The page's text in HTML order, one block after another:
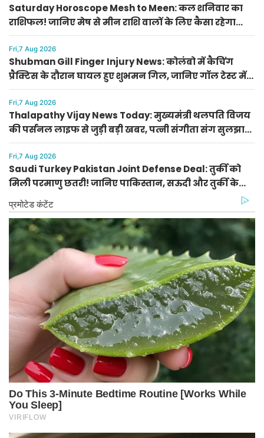
Saturday Horoscope Mesh to Meen: कल शनिवार का
राशिफल! जानिए मेष से मीन राशि वालों के लिए कैसा रहेगा
दिन, किसे मिलेगा आर्थिक लाभ
Fri,7 Aug 2026
Shubman Gill Finger Injury News: कोलंबो में कैचिंग
प्रैक्टिस के दौरान घायल हुए शुभमन गिल, जानिए गॉल टेस्ट में
खेलेंगे या नहीं
Fri,7 Aug 2026
Thalapathy Vijay News Today: मुख्यमंत्री थलपति विजय
की पर्सनल लाइफ से जुड़ी बड़ी खबर, पत्नी संगीता संग सुलझा
विवाद
Fri,7 Aug 2026
Saudi Turkey Pakistan Joint Defense Deal: तुर्की को
मिली परमाणु छतरी! जानिए पाकिस्तान, सऊदी और तुर्की के
सैन्य गठबंधन के मायने